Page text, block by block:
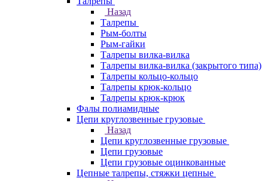
Назад
Талрепы
Рым-болты
Рым-гайки
Талрепы вилка-вилка
Талрепы вилка-вилка (закрытого типа)
Талрепы кольцо-кольцо
Талрепы крюк-кольцо
Талрепы крюк-крюк
Фалы полиамидные
Цепи круглозвенные грузовые
Назад
Цепи круглозвенные грузовые
Цепи грузовые
Цепи грузовые оцинкованные
Цепные талрепы, стяжки цепные